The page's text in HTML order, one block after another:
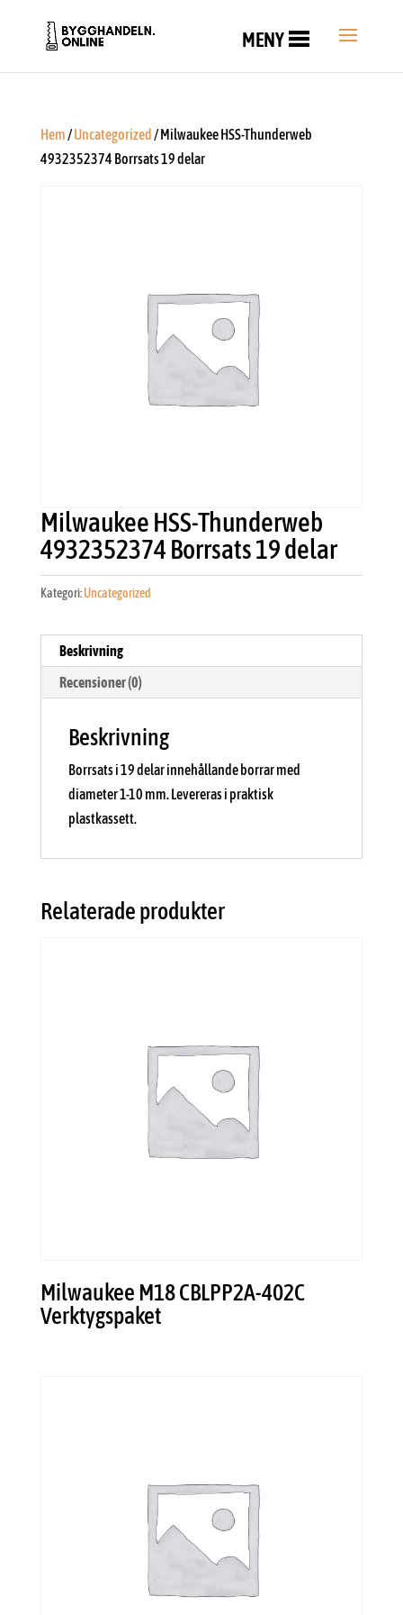
MENY
Hem/Uncategorized / Milwaukee HSS-Thunderweb
4932352374 Borrsats 19 delar
Milwaukee HSS-Thunderweb
4932352374 Borrsats 19 delar
Kategori:Uncategorized
Beskrivning
Recensioner (0)
Beskrivning
Borrsats i 19 delar innehållande borrar med
diameter 1-10 mm. Levereras i praktisk
plastkassett.
Relaterade produkter
Milwaukee M18 CBLPP2A-402C
Verktygspaket